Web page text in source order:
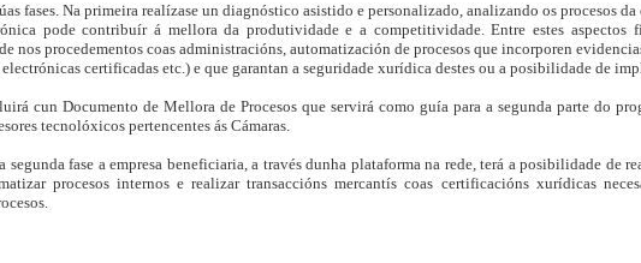
fases. Na primeira realízase un diagnóstico asistido e personalizado, analizando os procesos da
pode contribuír á mellora da produtividade e a competitividade. Entre estes aspectos
nos procedementos coas administracións, automatización de procesos que incorporen
certificadas etc.) e que garantan a seguridade xurídica destes ou a posibilidade de
cun Documento de Mellora de Procesos que servirá como guía para a segunda parte do
tecnolóxicos pertencentes ás Cámaras.
segunda fase a empresa beneficiaria, a través dunha plataforma na rede, terá a posibilidade de
procesos internos e realizar transaccións mercantís coas certificacións xurídicas